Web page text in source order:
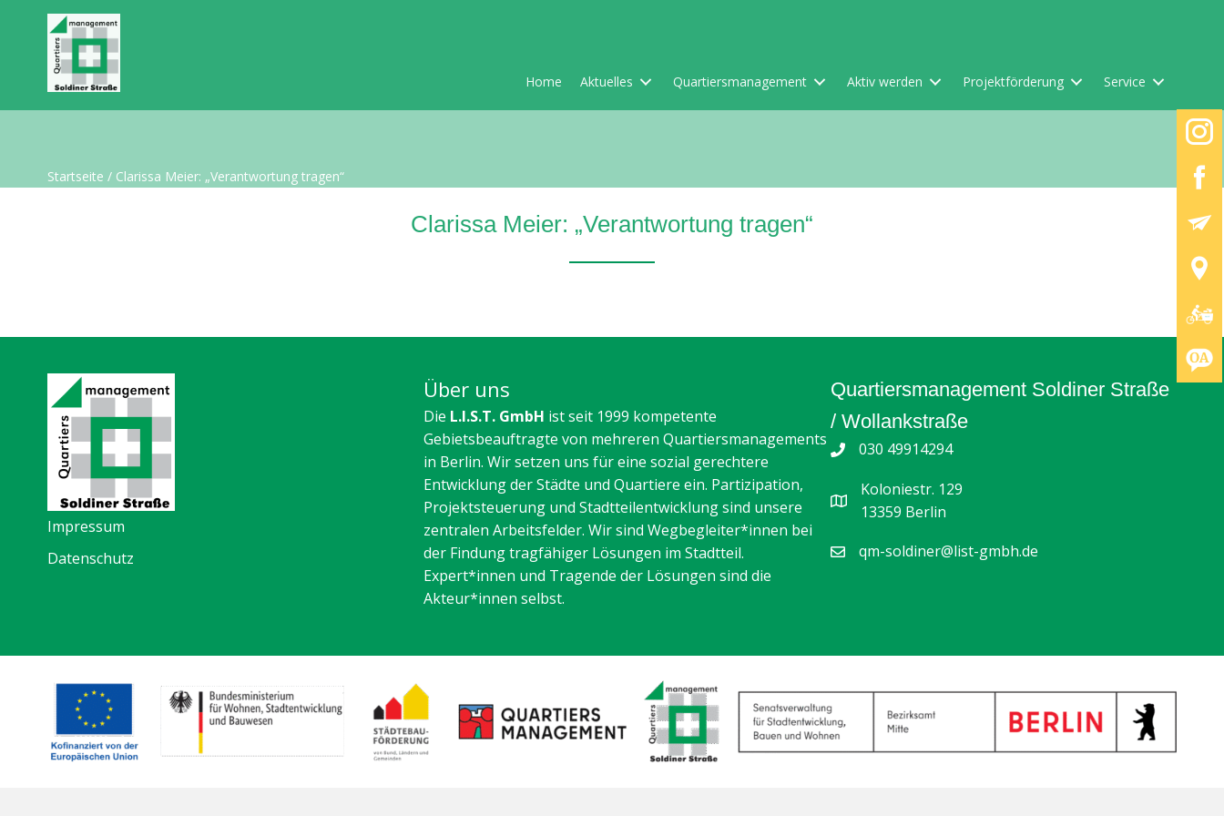
Home Aktuelles Quartiersmanagement Aktiv werden Projektförderung Service
Startseite / Clarissa Meier: „Verantwortung tragen“
Clarissa Meier: „Verantwortung tragen“
Impressum
Datenschutz
Über uns
Die L.I.S.T. GmbH ist seit 1999 kompetente
Gebietsbeauftragte von mehreren Quartiersmanagements
in Berlin. Wir setzen uns für eine sozial gerechtere
Entwicklung der Städte und Quartiere ein. Partizipation,
Projektsteuerung und Stadtteilentwicklung sind unsere
zentralen Arbeitsfelder. Wir sind Wegbegleiter*innen bei
der Findung tragfähiger Lösungen im Stadtteil.
Expert*innen und Tragende der Lösungen sind die
Akteur*innen selbst.
Quartiersmanagement Soldiner Straße
/ Wollankstraße
030 49914294
Koloniestr. 129
13359 Berlin
qm-soldiner@list-gmbh.de